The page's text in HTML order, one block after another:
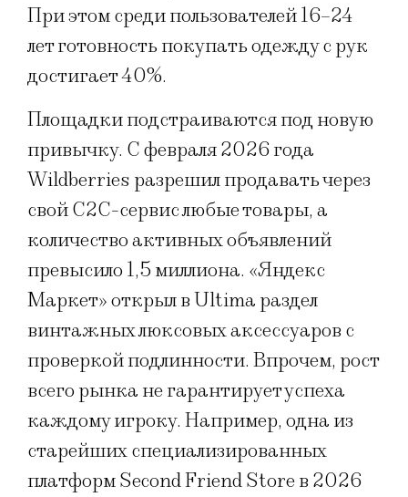
При этом среди пользователей 16–24
лет готовность покупать одежду с рук
достигает 40%.
Площадки подстраиваются под новую
привычку. С февраля 2026 года
Wildberries разрешил продавать через
свой C2C-сервис любые товары, а
количество активных объявлений
превысило 1,5 миллиона. «Яндекс
Маркет» открыл в Ultima раздел
винтажных люксовых аксессуаров с
проверкой подлинности. Впрочем, рост
всего рынка не гарантирует успеха
каждому игроку. Например, одна из
старейших специализированных
платформ Second Friend Store в 2026